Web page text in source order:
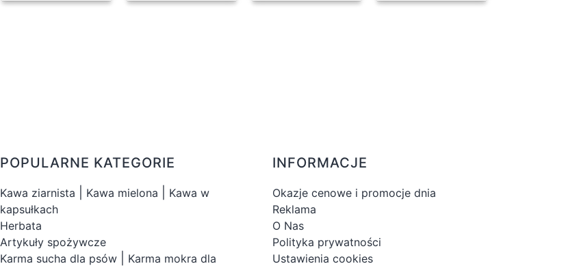
POPULARNE KATEGORIE
Kawa ziarnista Kawa mielona
Kawa w
kapsułkach
Herbata
Artykuły spożywcze
Karma sucha dla psów
Karma mokra dla
INFORMACJE
Okazje cenowe i promocje dnia
Reklama
O Nas
Polityka prywatności
Ustawienia cookies